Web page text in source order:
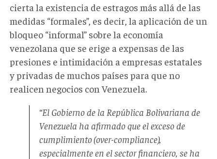
cierta la existencia de estragos más allá de las
medidas “formales”, es decir, la aplicación de un
bloqueo “informal” sobre la economía
venezolana que se erige a expensas de las
presiones e intimidación a empresas estatales
y privadas de muchos países para que no
realicen negocios con Venezuela.
“El Gobierno de la República Bolivariana de
Venezuela ha afirmado que el exceso de
cumplimiento (over-compliance),
especialmente en el sector financiero, se ha